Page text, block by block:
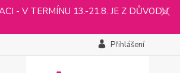
- V TERMÍNU 13.-21.8. JE Z DŮVODU
Přihlášení